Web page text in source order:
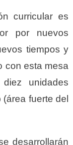
curricular es
por nuevos
tiempos y
con esta mesa
unidades
fuerte del
desarrollarán